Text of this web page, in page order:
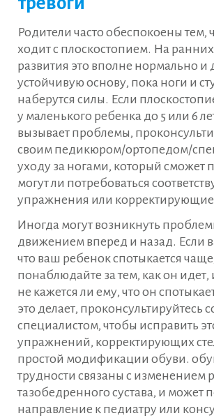
Родители часто обеспокоены тем,
ходит с плоскостопием. На
развития это вполне нормально и
устойчивую основу, пока ноги и
наберутся силы. Если
у маленького ребенка до 5 или 6
вызывает проблемы,
своим педикюром/ортопедом/
уходу за ногами, который сможет
могут ли потребоваться
упражнения или корректирующие
Иногда могут возникнуть
движением вперед и назад. Если
что ваш ребенок спотыкается
понаблюдайте за тем, как он идет,
не кажется ли ему, что он
это делает, проконсультируйтесь
специалистом, чтобы исправить
упражнений, корректирующих
простой модификации обуви.
трудности связаны с изменением
тазобедренного сустава, и может
направление к педиатру или